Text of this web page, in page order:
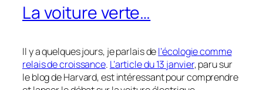
La voiture verte…
Il y a quelques jours, je parlais del’écologie comme
relais de croissance. L’article du 13 janvier, paru sur
le blog de Harvard, est intéressant pour comprendre